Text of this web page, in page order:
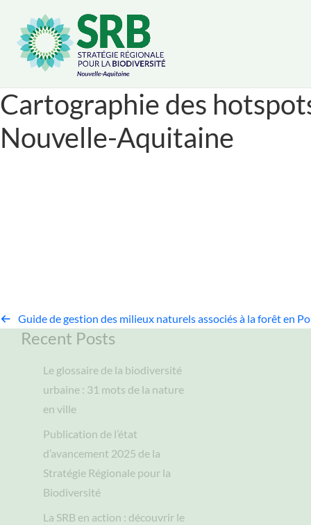
Cartographie des
Nouvelle-Aquitaine
Guide de gestion des milieux naturels associés à la forêt en
Recent Posts
Le glossaire de la biodiversité
urbaine : 31 mots de la nature
en ville
Publication de l’état
d’avancement 2025 de la
Stratégie Régionale pour la
Biodiversité
La SRB en action : découvrir le